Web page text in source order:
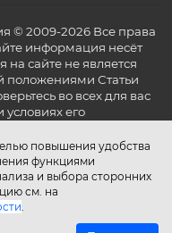
повышения удобства
функциями
и выбора сторонних
см. на
.
© 2009-2026 Все права
информация несёт
сайте не является
положениями Статьи
во всех для вас
условиях его